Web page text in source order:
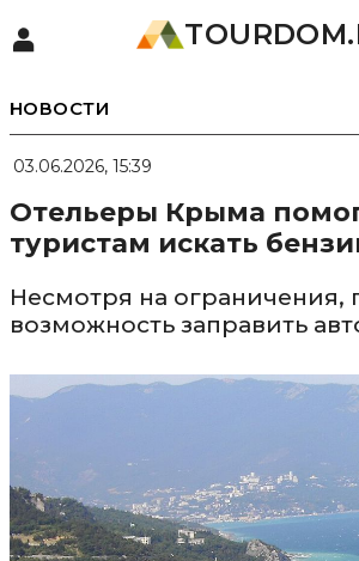
НОВОСТИ
03.06.2026, 15:39
Отельеры Крыма
туристам искать
Несмотря на ограничения,
возможность заправить